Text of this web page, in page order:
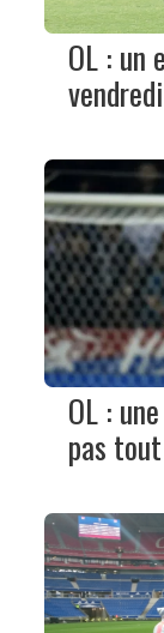
OL : un
OL :
pas tout